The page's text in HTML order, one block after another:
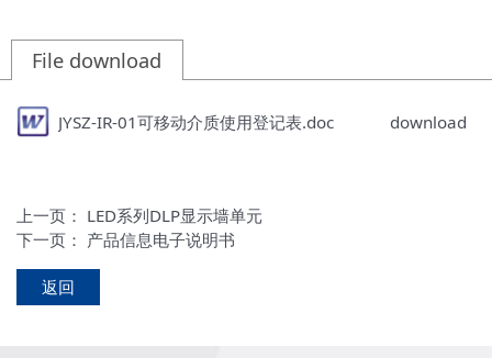
File download
JYSZ-IR-01可移动介质使用登记表.doc download
上一页： LED系列DLP显示墙单元
下一页： 产品信息电子说明书
返回